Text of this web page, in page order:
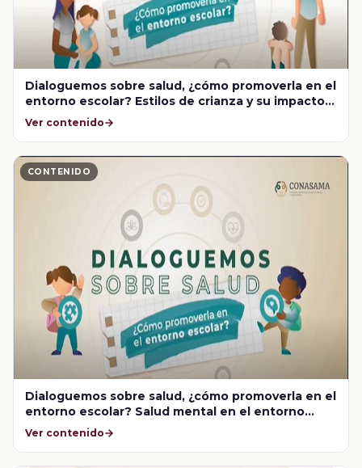
Dialoguemos sobre salud, ¿cómo promoverla en el
entorno escolar? Estilos de crianza y su impacto
en la salud mental
Ver contenido
CONTENIDO
Dialoguemos sobre salud, ¿cómo promoverla en el
entorno escolar? Salud mental en el entorno
escolar
Ver contenido